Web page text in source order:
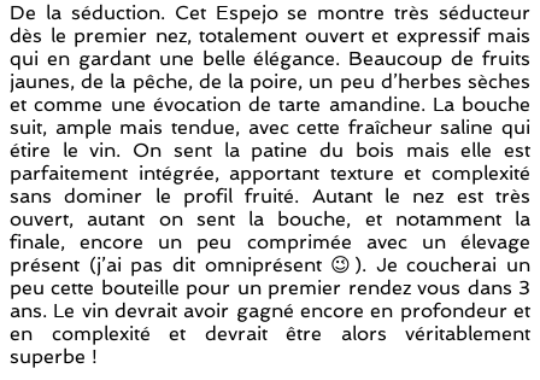
De la séduction. Cet Espejo se montre très séducteur
dès le premier nez, totalement ouvert et expressif mais
qui en gardant une belle élégance. Beaucoup de fruits
jaunes, de la pêche, de la poire, un peu d’herbes sèches
et comme une évocation de tarte amandine. La bouche
suit, ample mais tendue, avec cette fraîcheur saline qui
étire le vin. On sent la patine du bois mais elle est
parfaitement intégrée, apportant texture et complexité
sans dominer le profil fruité. Autant le nez est très
ouvert, autant on sent la bouche, et notamment la
finale, encore un peu comprimée avec un élevage
présent (j’ai pas dit omniprésent 😉). Je coucherai un
peu cette bouteille pour un premier rendez vous dans 3
ans. Le vin devrait avoir gagné encore en profondeur et
en complexité et devrait être alors véritablement
superbe !